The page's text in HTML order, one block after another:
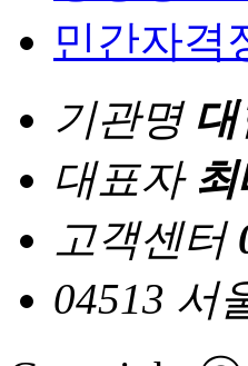
민간자격
기관명
대표자
고객센터
04513 서